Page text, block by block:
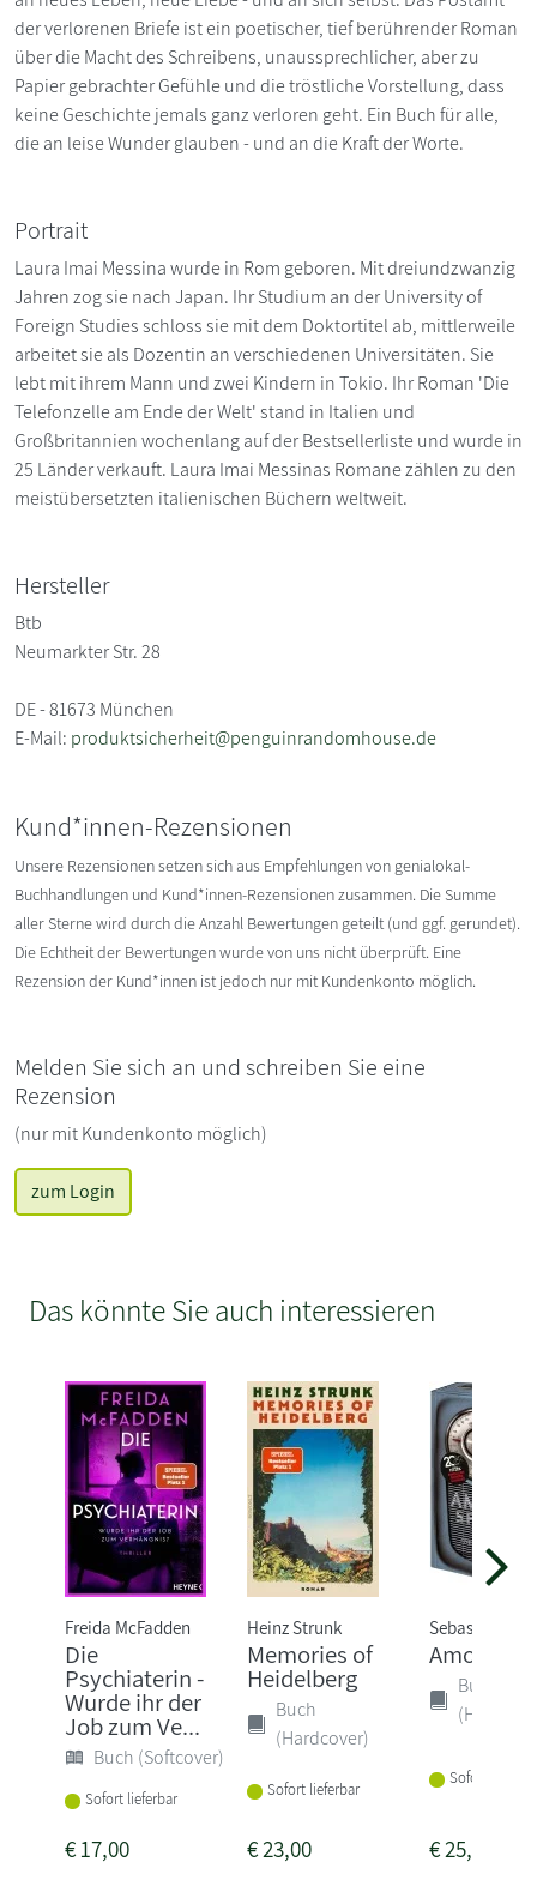
der verlorenen Briefe ist ein poetischer, tief berührender Roman
über die Macht des Schreibens, unaussprechlicher, aber zu
Papier gebrachter Gefühle und die tröstliche Vorstellung, dass
keine Geschichte jemals ganz verloren geht. Ein Buch für alle,
die an leise Wunder glauben - und an die Kraft der Worte.
Portrait
Laura Imai Messina wurde in Rom geboren. Mit dreiundzwanzig
Jahren zog sie nach Japan. Ihr Studium an der University of
Foreign Studies schloss sie mit dem Doktortitel ab, mittlerweile
arbeitet sie als Dozentin an verschiedenen Universitäten. Sie
lebt mit ihrem Mann und zwei Kindern in Tokio. Ihr Roman 'Die
Telefonzelle am Ende der Welt' stand in Italien und
Großbritannien wochenlang auf der Bestsellerliste und wurde in
25 Länder verkauft. Laura Imai Messinas Romane zählen zu den
meistübersetzten italienischen Büchern weltweit.
Hersteller
Btb
Neumarkter Str. 28
DE - 81673 München
E-Mail: produktsicherheit@penguinrandomhouse.de
Kund*innen-Rezensionen
Unsere Rezensionen setzen sich aus Empfehlungen von genialokal-
Buchhandlungen und Kund*innen-Rezensionen zusammen. Die Summe
aller Sterne wird durch die Anzahl Bewertungen geteilt (und ggf. gerundet).
Die Echtheit der Bewertungen wurde von uns nicht überprüft. Eine
Rezension der Kund*innen ist jedoch nur mit Kundenkonto möglich.
Melden Sie sich an und schreiben Sie eine
Rezension
(nur mit Kundenkonto möglich)
zum Login
Das könnte Sie auch interessieren
Freida McFadden
Die
Psychiaterin -
Wurde ihr der
Job zum Ve...
Buch (Softcover)
Sofort lieferbar
€17,00
Heinz Strunk
Memories of
Heidelberg
Buch
(Hardcover)
Sofort lieferbar
€23,00
Sebastian
Amokspiel
Buch
Sofort
€25,00